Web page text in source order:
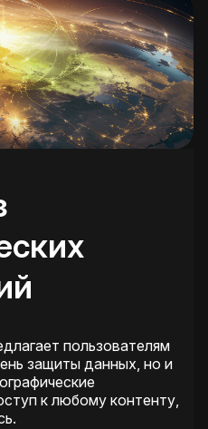
пользователям
защиты данных, но и
к любому контенту,